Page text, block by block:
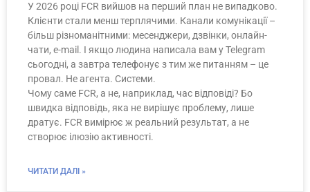
У 2026 році FCR вийшов на перший план не випадково.
Клієнти стали менш терплячими. Канали комунікації –
більш різноманітними: месенджери, дзвінки, онлайн-
чати, e-mail. І якщо людина написала вам у Telegram
сьогодні, а завтра телефонує з тим же питанням – це
провал. Не агента. Системи.
Чому саме FCR, а не, наприклад, час відповіді? Бо
швидка відповідь, яка не вирішує проблему, лише
дратує. FCR вимірює ж реальний результат, а не
створює ілюзію активності.
ЧИТАТИ ДАЛІ »